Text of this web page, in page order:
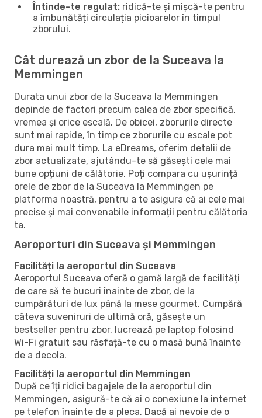
Întinde-te regulat: ridică-te și mișcă-te pentru
a îmbunătăți circulația picioarelor în timpul
zborului.
Cât durează un zbor de la Suceava la
Memmingen
Durata unui zbor de la Suceava la Memmingen
depinde de factori precum calea de zbor specifică,
vremea și orice escală. De obicei, zborurile directe
sunt mai rapide, în timp ce zborurile cu escale pot
dura mai mult timp. La eDreams, oferim detalii de
zbor actualizate, ajutându-te să găsești cele mai
bune opțiuni de călătorie. Poți compara cu ușurință
orele de zbor de la Suceava la Memmingen pe
platforma noastră, pentru a te asigura că ai cele mai
precise și mai convenabile informații pentru călătoria
ta.
Aeroporturi din Suceava și Memmingen
Facilități la aeroportul din Suceava
Aeroportul Suceava oferă o gamă largă de facilități
de care să te bucuri înainte de zbor, de la
cumpărături de lux până la mese gourmet. Cumpără
câteva suveniruri de ultimă oră, găsește un
bestseller pentru zbor, lucrează pe laptop folosind
Wi-Fi gratuit sau răsfață-te cu o masă bună înainte
de a decola.
Facilități la aeroportul din Memmingen
După ce îți ridici bagajele de la aeroportul din
Memmingen, asigură-te că ai o conexiune la internet
pe telefon înainte de a pleca. Dacă ai nevoie de o